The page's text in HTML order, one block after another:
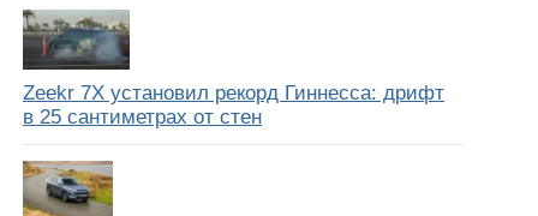
Zeekr 7X установил рекорд Гиннесса: дрифт
в 25 сантиметрах от стен